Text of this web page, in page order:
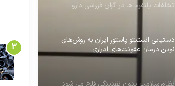
تخلفات پلتفرم ها در گران فروشی دارو
دستیابی انستیتو پاستور ایران به روش‌های
نوین درمان عفونت‌های ادراری
نظام سلامت بدون نقدینگی فلج می شود